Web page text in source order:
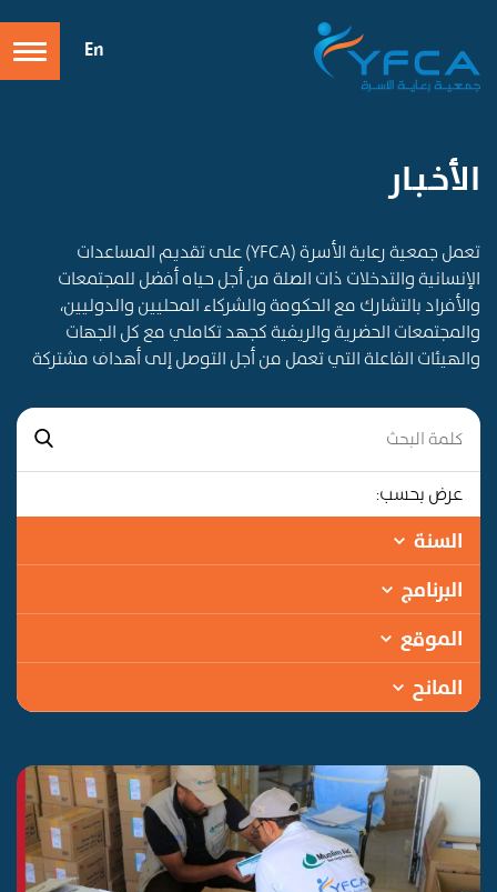
En
الأخـبـار
تعمل جمعية رعاية الأسرة (YFCA) على تقديم المساعدات
الإنسانية والتدخلات ذات الصلة من أجل حياه أفضل للمجتمعات
والأفراد بالتشارك مع الحكومة والشركاء المحليين والدوليين،
والمجتمعات الحضرية والريفية كجهد تكاملي مع كل الجهات
والهيئات الفاعلة التي تعمل من أجل التوصل إلى أهداف مشتركة
عرض بحسب:
السنة
البرنامج
الموقع
المانح